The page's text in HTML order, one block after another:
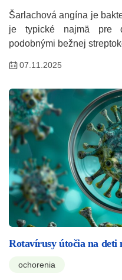
Šarlachová angína je
je typické najmä pre
podobnými bežnej
07.11.2025
Rotavírusy útočia na deti
ochorenia